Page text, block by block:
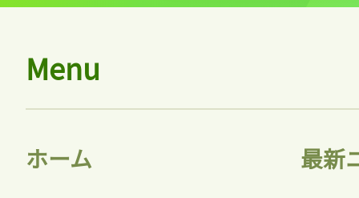
Menu
ホーム 最新